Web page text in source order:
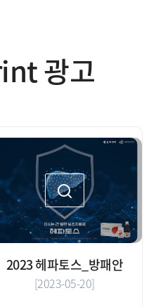
광고
2023 헤파토스_방패안
[2023-05-20]